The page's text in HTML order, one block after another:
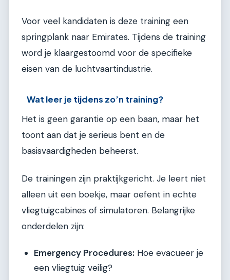
Voor veel kandidaten is deze training een
springplank naar Emirates. Tijdens de training
word je klaargestoomd voor de specifieke
eisen van de luchtvaartindustrie.
Wat leer je tijdens zo’n training?
Het is geen garantie op een baan, maar het
toont aan dat je serieus bent en de
basisvaardigheden beheerst.
De trainingen zijn praktijkgericht. Je leert niet
alleen uit een boekje, maar oefent in echte
vliegtuigcabines of simulatoren. Belangrijke
onderdelen zijn:
Emergency Procedures: Hoe evacueer je
een vliegtuig veilig?